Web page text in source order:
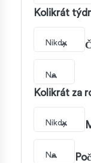
Kolikrát
Nikdy
Ne
Kolikrát za
Nikdy
Ne